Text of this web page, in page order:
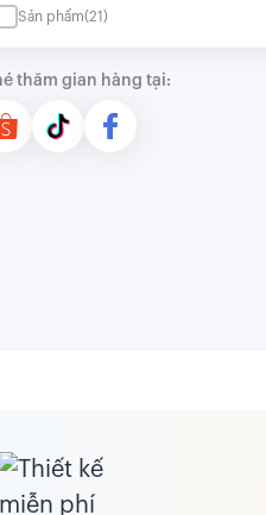
Sản phẩm(21)
thăm gian hàng tại: